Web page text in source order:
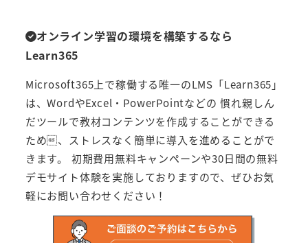
オンライン学習の環境を構築するなら
Learn365
Microsoft365上で稼働する唯一のLMS「Learn365」
は、WordやExcel・PowerPointなどの 慣れ親しん
だツールで教材コンテンツを作成することができる
ため、ストレスなく簡単に導入を進めることがで
きます。 初期費用無料キャンペーンや30日間の無料
デモサイト体験を実施しておりますので、ぜひお気
軽にお問い合わせください！